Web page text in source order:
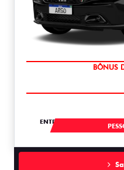
ENTRADA DE R$